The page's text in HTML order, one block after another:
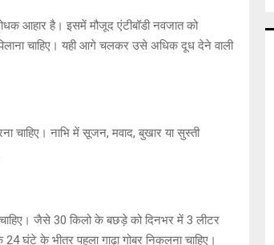
आहार है। इसमें मौजूद एंटीबॉडी नवजात को
चाहिए। यही आगे चलकर उसे अधिक दूध देने वाली
चाहिए। नाभि में सूजन, मवाद, बुखार या सुस्ती
जैसे 30 किलो के बछड़े को दिनभर में 3 लीटर
घंटे के भीतर पहला गाढ़ा गोबर निकलना चाहिए।